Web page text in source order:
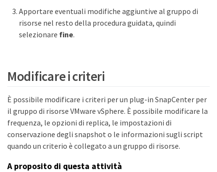
Apportare eventuali modifiche aggiuntive al gruppo di
risorse nel resto della procedura guidata, quindi
selezionare fine.
Modificare i criteri
È possibile modificare i criteri per un plug-in SnapCenter per
il gruppo di risorse VMware vSphere. È possibile modificare la
frequenza, le opzioni di replica, le impostazioni di
conservazione degli snapshot o le informazioni sugli script
quando un criterio è collegato a un gruppo di risorse.
A proposito di questa attività